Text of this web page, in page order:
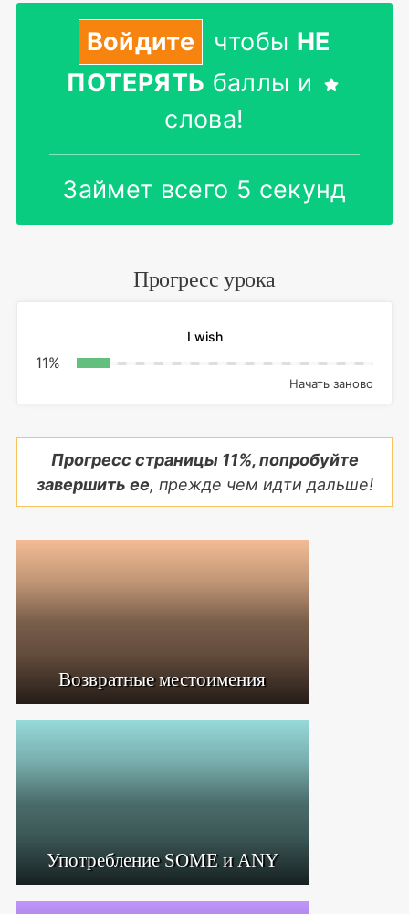
Войдите чтобы НЕ
ПОТЕРЯТЬ баллы и
слова!
Займет всего 5 секунд
Прогресс урока
I wish
11%
Начать заново
Прогресс страницы 11%, попробуйте
завершить ее, прежде чем идти дальше!
Возвратные местоимения
Употребление SOME и ANY